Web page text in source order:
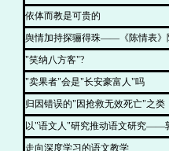
依体而教是可贵的
舆情加持探骊得珠——《陈情表》
"笑纳八方客"?
"卖果者"会是"长安豪富人"吗
归因错误的"因抢救无效死亡"之类
以"语文人"研究推动语文研究——
走向深度学习的语文教学